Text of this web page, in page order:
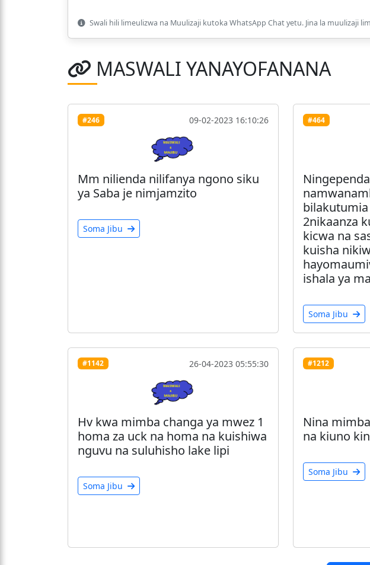
Swali hili limeulizwa na Muulizaji kutoka WhatsApp Chat yetu. Jina la muulizaji
MASWALI YANAYOFANANA
#246 09-02-2023 16:10:26
Mm nilienda nilifanya ngono siku
ya Saba je nimjamzito
Soma Jibu
#464
2nikaanza
kicwa na
kuisha
ishala ya
Soma Jibu
#1142 26-04-2023 05:55:30
Hv kwa mimba changa ya mwez 1
homa za uck na homa na kuishiwa
nguvu na suluhisho lake lipi
Soma Jibu
#1212
Nina
na kiuno
Soma Jibu